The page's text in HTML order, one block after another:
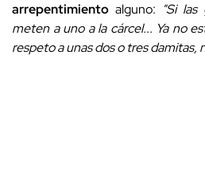
arrepentimiento alguno: "Si
meten a uno a la cárcel... Ya no
respeto a unas dos o tres damitas,